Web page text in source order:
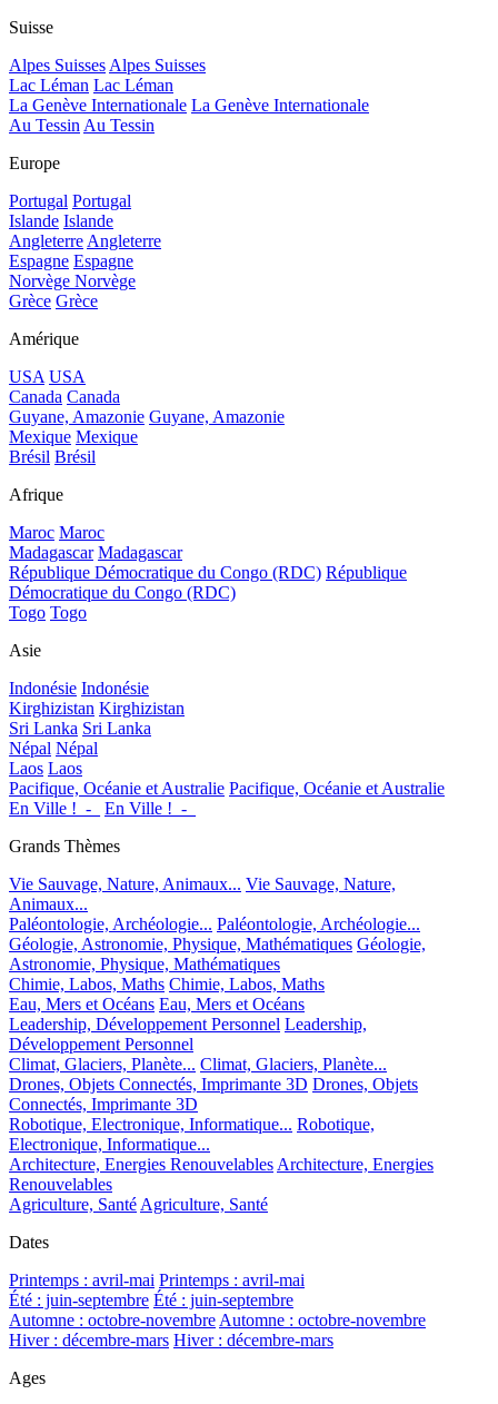
Suisse
Alpes Suisses Alpes Suisses
Lac Léman Lac Léman
La Genève Internationale La Genève Internationale
Au Tessin Au Tessin
Europe
Portugal Portugal
Islande Islande
Angleterre Angleterre
Espagne Espagne
Norvège Norvège
Grèce Grèce
Amérique
USA USA
Canada Canada
Guyane, Amazonie Guyane, Amazonie
Mexique Mexique
Brésil Brésil
Afrique
Maroc Maroc
Madagascar Madagascar
République Démocratique du Congo (RDC) République
Démocratique du Congo (RDC)
Togo Togo
Asie
Indonésie Indonésie
Kirghizistan Kirghizistan
Sri Lanka Sri Lanka
Népal Népal
Laos Laos
Pacifique, Océanie et Australie Pacifique, Océanie et Australie
En Ville !_-_
En Ville !_-_
Grands Thèmes
Vie Sauvage, Nature, Animaux... Vie Sauvage, Nature,
Animaux...
Paléontologie, Archéologie... Paléontologie, Archéologie...
Géologie, Astronomie, Physique, Mathématiques Géologie,
Astronomie, Physique, Mathématiques
Chimie, Labos, Maths Chimie, Labos, Maths
Eau, Mers et Océans Eau, Mers et Océans
Leadership, Développement Personnel Leadership,
Développement Personnel
Climat, Glaciers, Planète... Climat, Glaciers, Planète...
Drones, Objets Connectés, Imprimante 3D Drones, Objets
Connectés, Imprimante 3D
Robotique, Electronique, Informatique... Robotique,
Electronique, Informatique...
Architecture, Energies Renouvelables Architecture, Energies
Renouvelables
Agriculture, Santé Agriculture, Santé
Dates
Printemps : avril-mai Printemps : avril-mai
Été : juin-septembre Été : juin-septembre
Automne : octobre-novembre Automne : octobre-novembre
Hiver : décembre-mars Hiver : décembre-mars
Ages